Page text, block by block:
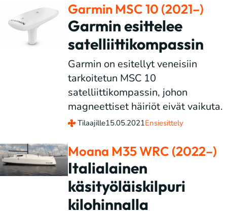
Garmin MSC 10 (2021–)
Garmin esittelee
satelliittikompassin
Garmin on esitellyt veneisiin
tarkoitetun MSC 10
satelliittikompassin, johon
magneettiset häiriöt eivät vaikuta.
Tilaajille15.05.2021Ensiesittely
Moana M35 WRC (2022–)
Italialainen
käsityöläiskilpuri
kilohinnalla